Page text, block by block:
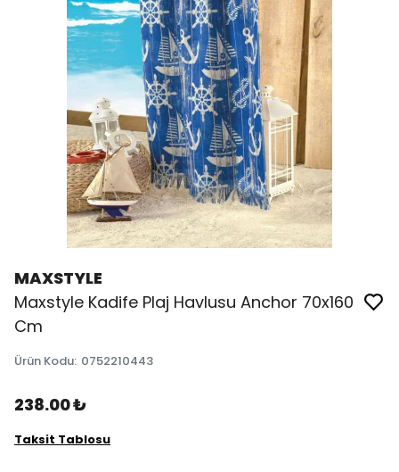
MAXSTYLE
Maxstyle Kadife Plaj Havlusu Anchor 70x160
Cm
Ürün Kodu: 0752210443
238.00 ₺
Taksit Tablosu